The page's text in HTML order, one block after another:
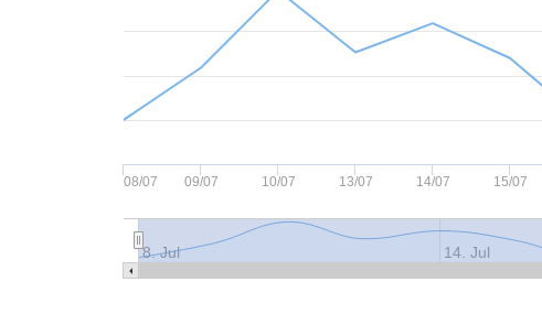
08/07 09/07 10/07 13/07 14/07 15/07
8. Jul 14. Jul